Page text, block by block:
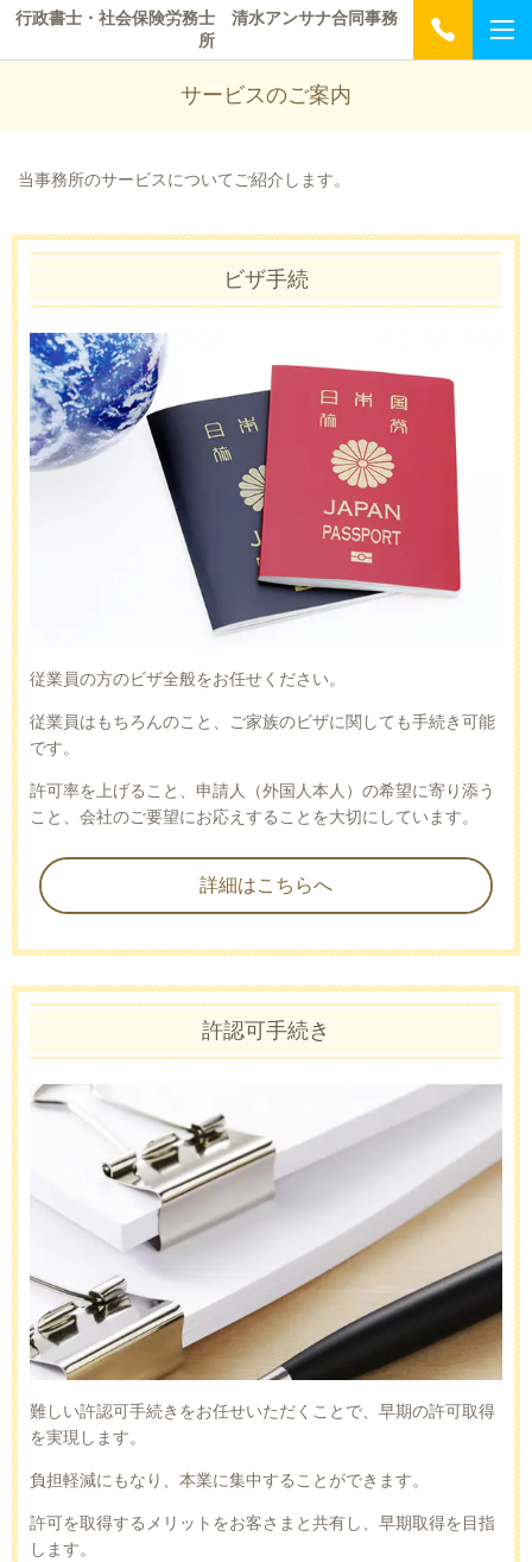
行政書士・社会保険労務士 清水アンサナ合同事務
所
サービスのご案内
当事務所のサービスについてご紹介します。
ビザ手続
従業員の方のビザ全般をお任せください。
従業員はもちろんのこと、ご家族のビザに関しても手続き可能
です。
許可率を上げること、申請人（外国人本人）の希望に寄り添う
こと、会社のご要望にお応えすることを大切にしています。
詳細はこちらへ
許認可手続き
難しい許認可手続きをお任せいただくことで、早期の許可取得
を実現します。
負担軽減にもなり、本業に集中することができます。
許可を取得するメリットをお客さまと共有し、早期取得を目指
します。